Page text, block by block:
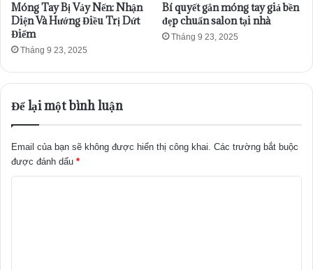
Móng Tay Bị Vảy Nến: Nhận
Diện Và Hướng Điều Trị Dứt
Điểm
Tháng 9 23, 2025
Bí quyết gắn móng tay giả bền
đẹp chuẩn salon tại nhà
Tháng 9 23, 2025
Để lại một bình luận
Email của bạn sẽ không được hiển thị công khai. Các trường bắt buộc
được đánh dấu *